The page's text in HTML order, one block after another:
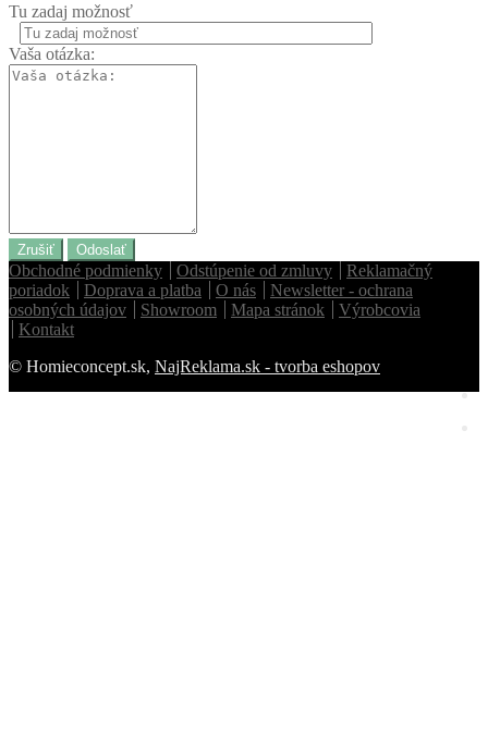
Tu zadaj možnosť
Vaša otázka:
Zrušiť Odoslať
Obchodné podmienky Odstúpenie od zmluvy
Reklamačný
poriadok
Doprava a platba O nás
Newsletter - ochrana
osobných údajov
Showroom Mapa stránok
Výrobcovia
Kontakt
© Homieconcept.sk, NajReklama.sk - tvorba eshopov